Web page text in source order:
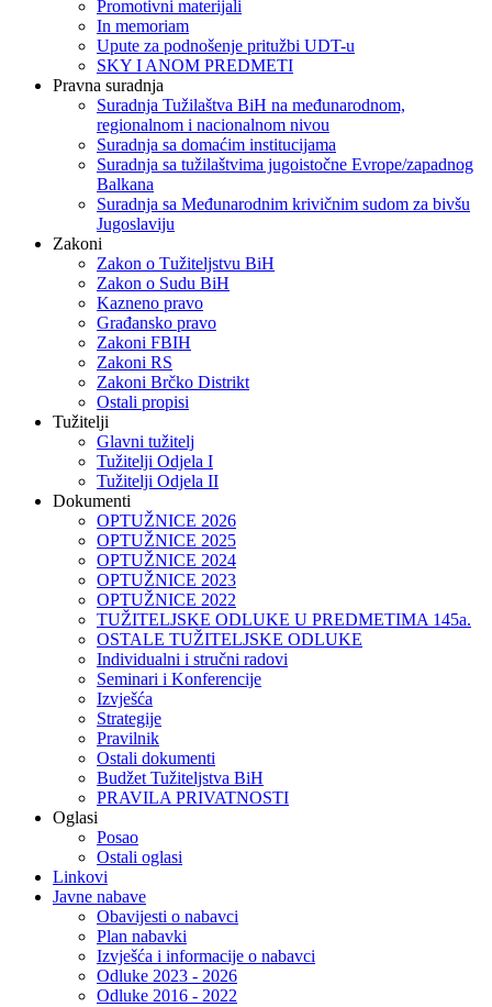
Promotivni materijali
In memoriam
Upute za podnošenje pritužbi UDT-u
SKY I ANOM PREDMETI
Pravna suradnja
Suradnja Tužilaštva BiH na međunarodnom,
regionalnom i nacionalnom nivou
Suradnja sa domaćim institucijama
Suradnja sa tužilaštvima jugoistočne Evrope/zapadnog
Balkana
Suradnja sa Međunarodnim krivičnim sudom za bivšu
Jugoslaviju
Zakoni
Zakon o Тužiteljstvu BiH
Zakon o Sudu BiH
Kazneno pravo
Građansko pravo
Zakoni FBIH
Zakoni RS
Zakoni Brčko Distrikt
Ostali propisi
Tužitelji
Glavni tužitelj
Tužitelji Odjela I
Tužitelji Odjela II
Dokumenti
OPTUŽNICE 2026
OPTUŽNICE 2025
OPTUŽNICE 2024
OPTUŽNICE 2023
OPTUŽNICE 2022
TUŽITELJSKE ODLUKE U PREDMETIMA 145a.
OSTALE TUŽITELJSKE ODLUKE
Individualni i stručni radovi
Seminari i Konferencije
Izvješća
Strategije
Pravilnik
Ostali dokumenti
Budžet Tužiteljstva BiH
PRAVILA PRIVATNOSTI
Oglasi
Posao
Ostali oglasi
Linkovi
Javne nabave
Obavijesti o nabavci
Plan nabavki
Izvješća i informacije o nabavci
Odluke 2023 - 2026
Odluke 2016 - 2022